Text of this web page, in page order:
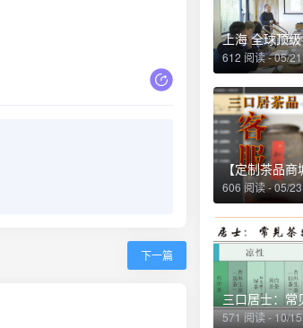
下一篇
612 阅读 - 05/21
606 阅读 - 05/23
571 阅读 - 10/15